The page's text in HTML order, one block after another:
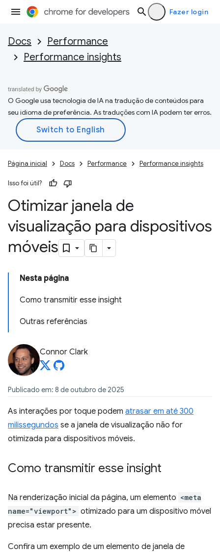
Fazer login
Docs
Performance
Performance insights
O Google usa tecnologia de IA na tradução de conteúdos para
seu idioma de preferência. As traduções com IA podem ter erros.
Página inicial Docs Performance Performance insights
Isso foi útil?
Otimizar janela de
visualização para dispositivos
móveis
Nesta página
Como transmitir esse insight
Outras referências
Connor Clark
Publicado em: 8 de outubro de 2025
As interações por toque podem atrasar em até 300
milissegundos se a janela de visualização não for
otimizada para dispositivos móveis.
Como transmitir esse insight
Na renderização inicial da página, um elemento <meta
name="viewport"> otimizado para um dispositivo móvel
precisa estar presente.
Confira um exemplo de um elemento de janela de